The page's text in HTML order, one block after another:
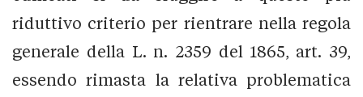
riduttivo criterio per rientrare nella regola
generale della L. n. 2359 del 1865, art. 39,
essendo rimasta la relativa problematica